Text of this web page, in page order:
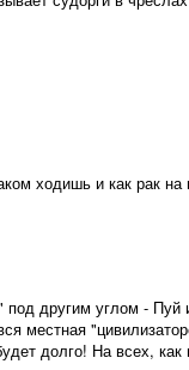
ходишь и как рак на
под другим углом -
местная
долго! На всех, как